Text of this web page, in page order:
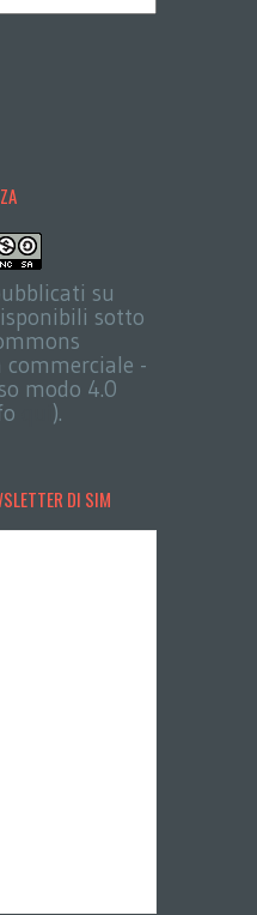
su
sotto
-
modo 4.0
).
DI SIM